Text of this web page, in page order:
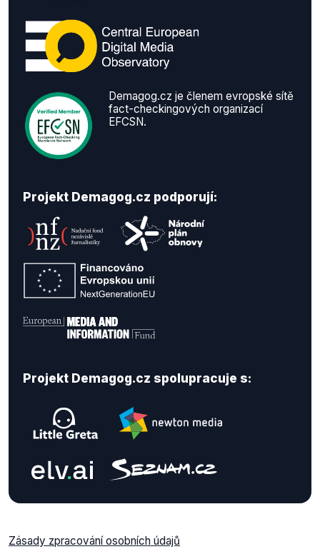
Demagog.cz je členem evropské sítě
fact-checkingových organizací
EFCSN.
Projekt Demagog.cz podporují:
Projekt Demagog.cz spolupracuje s:
Zásady zpracování osobních údajů